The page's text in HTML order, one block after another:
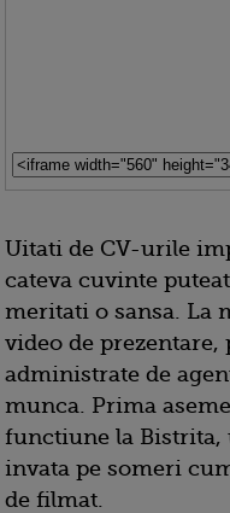
Uitati de CV-urile
cateva cuvinte
meritati o sansa. La
video de prezentare,
administrate de
munca. Prima
functiune la Bistrita,
invata pe someri
de filmat.